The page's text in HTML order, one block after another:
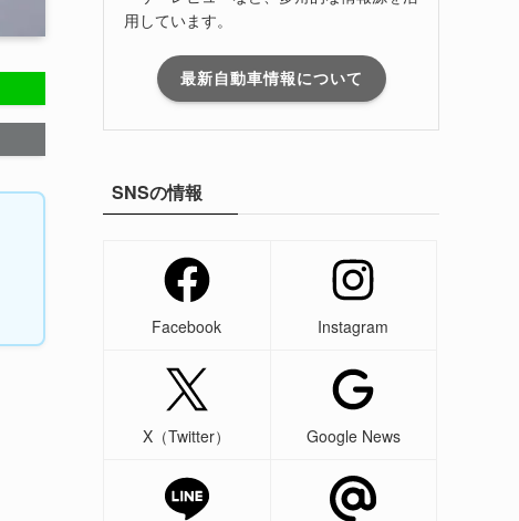
用しています。
最新自動車情報について
SNSの情報
Facebook Instagram
X（Twitter） Google News